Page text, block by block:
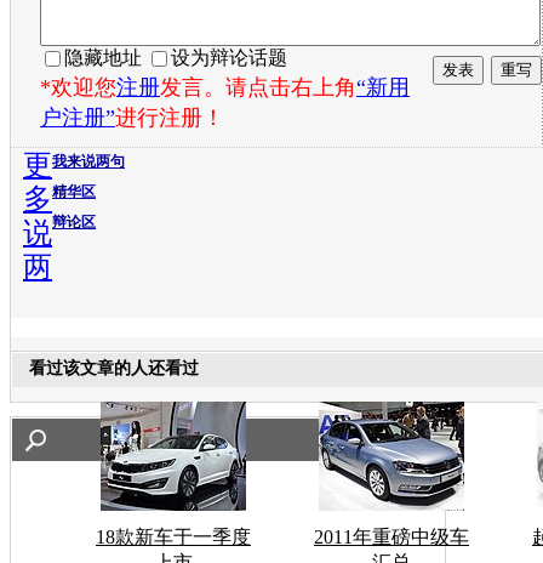
隐藏地址 设为辩论话题
*欢迎您注册发言。请点击右上角“新用
户注册”进行注册！
我来说两句
精华区
辩论区
更
多
说
两
看过该文章的人还看过
18款新车于一季度
2011年重磅中级车